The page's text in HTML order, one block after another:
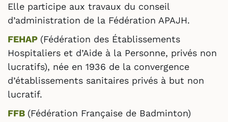
Elle participe aux travaux du conseil
d’administration de la Fédération APAJH.
FEHAP (Fédération des Établissements
Hospitaliers et d’Aide à la Personne, privés non
lucratifs), née en 1936 de la convergence
d’établissements sanitaires privés à but non
lucratif.
FFB (Fédération Française de Badminton)